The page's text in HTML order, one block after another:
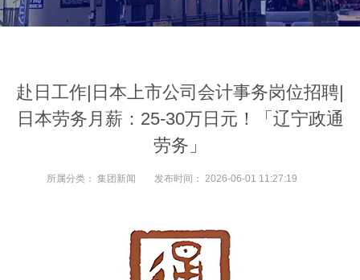
赴日工作|日本上市公司会计事务岗位招聘|
日本劳务月薪：25-30万日元！「辽宁政通
劳务」
所属分类： 集团新闻 发布时间： 2026-06-01 11:27:19